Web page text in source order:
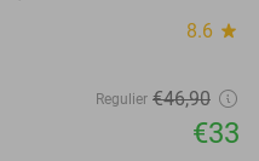
8.6 star
Regulier €46,90
€33